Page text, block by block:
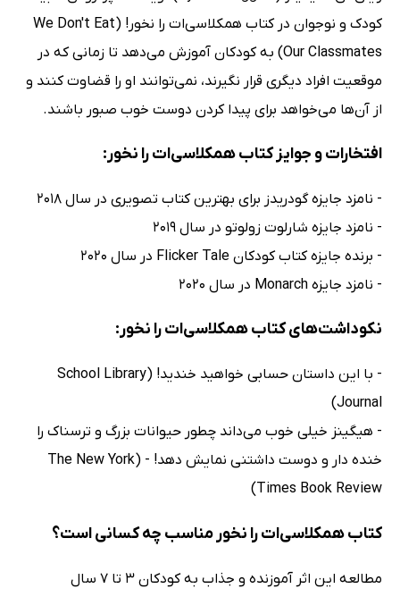
کودک و نوجوان در کتاب ھمکلاسی‌ات را نخور! (We Don't Eat
Our Classmates) به کودکان آموزش می‌دهد تا زمانی که در
موقعیت افراد دیگری قرار نگیرند، نمی‌توانند او را قضاوت کنند و
از آن‌ها می‌خواهد برای پیدا کردن دوست خوب صبور باشند.
افتخارات و جوایز کتاب ھمکلاسی‌ات را نخور:
- نامزد جایزه گودریدز برای بهترین کتاب تصویری در سال 2018
- نامزد جایزه شارلوت زولوتو در سال 2019
- برنده جایزه کتاب کودکان Flicker Tale در سال 2020
- نامزد جایزه Monarch در سال 2020
نکوداشت‌های کتاب ھمکلاسی‌ات را نخور:
- با این داستان حسابی خواهید خندید! (School Library
Journal)
- هیگینز خیلی خوب می‌داند چطور حیوانات بزرگ و ترسناک را
خنده دار و دوست داشتنی نمایش دهد! - (The New York
Times Book Review)
کتاب ھمکلاسی‌ات را نخور مناسب چه کسانی است؟
مطالعه این اثر آموزنده و جذاب به کودکان 3 تا 7 سال